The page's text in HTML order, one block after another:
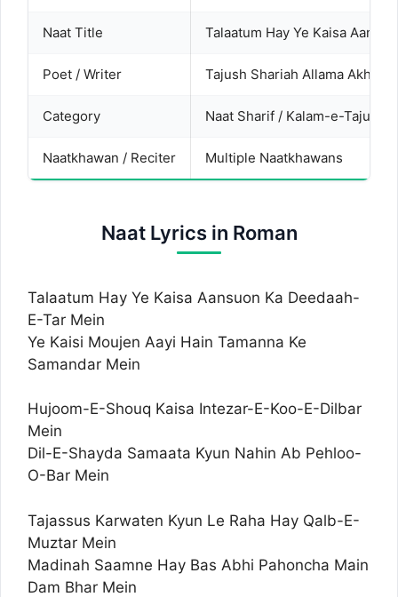
Naat Title Talaatum Hay Ye Kaisa
Poet / Writer Tajush Shariah Allama Akhtar
Category Naat Sharif / Kalam-e-Tajush
Naatkhawan / Reciter Multiple Naatkhawans
Naat Lyrics in Roman
Talaatum Hay Ye Kaisa Aansuon Ka Deedaah-
E-Tar Mein
Ye Kaisi Moujen Aayi Hain Tamanna Ke
Samandar Mein
Hujoom-E-Shouq Kaisa Intezar-E-Koo-E-Dilbar
Mein
Dil-E-Shayda Samaata Kyun Nahin Ab Pehloo-
O-Bar Mein
Tajassus Karwaten Kyun Le Raha Hay Qalb-E-
Muztar Mein
Madinah Saamne Hay Bas Abhi Pahoncha Main
Dam Bhar Mein